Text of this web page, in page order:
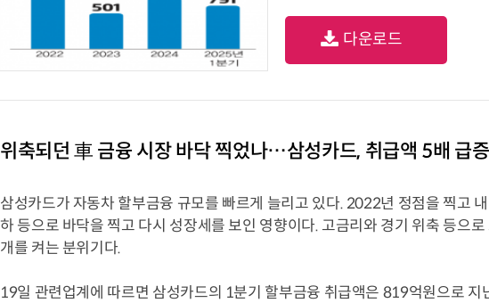
다운로드
위축되던 車 금융 시장 바닥 찍었나…삼성카드, 취급액 5배 급증
삼성카드가 자동차 할부금융 규모를 빠르게 늘리고 있다. 2022년 정점을 찍고
하 등으로 바닥을 찍고 다시 성장세를 보인 영향이다. 고금리와 경기 위축 등으
개를 켜는 분위기다.
19일 관련업계에 따르면 삼성카드의 1분기 할부금융 취급액은 819억원으로